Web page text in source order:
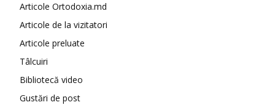
Articole Ortodoxia.md
Articole de la vizitatori
Articole preluate
Tâlcuiri
Bibliotecă video
Gustări de post